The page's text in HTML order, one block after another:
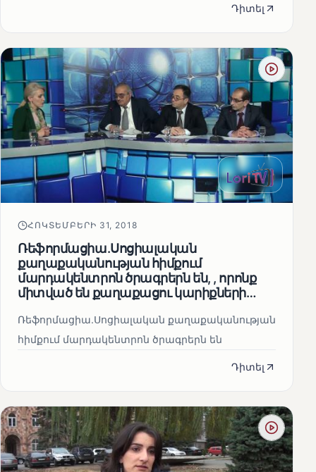
Դիտել
ՀՈԿՏԵՄԲԵՐԻ 31, 2018
Ռեֆորմացիա.Սոցիալական
քաղաքականության հիմքում
մարդակենտրոն ծրագրերն են, , որոնք
միտված են քաղաքացու կարիքների
Ռեֆորմացիա.Սոցիալական քաղաքականության
հիմքում մարդակենտրոն ծրագրերն են
Դիտել